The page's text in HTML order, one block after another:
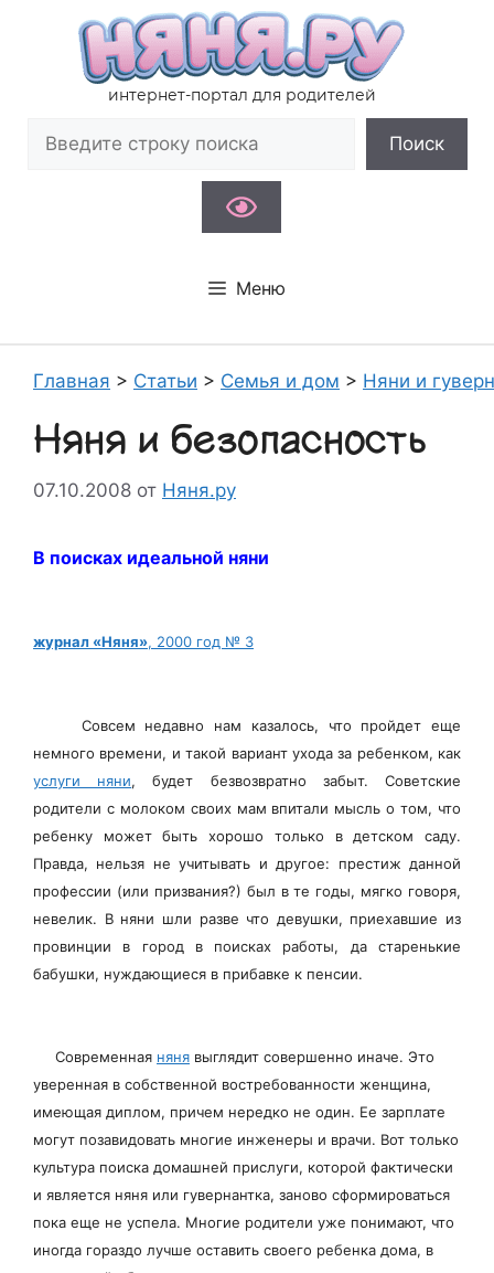
содержимому
интернет-портал для родителей
Поиск
Меню
Главная > Статьи > Семья и дом > Няни и
Няня и безопасность
07.10.2008 от Няня.ру
В поисках идеальной няни
журнал «Няня», 2000 год № 3
Совсем недавно нам казалось, что пройдет еще
немного времени, и такой вариант ухода за ребенком, как
услуги няни, будет безвозвратно забыт. Советские
родители с молоком своих мам впитали мысль о том, что
ребенку может быть хорошо только в детском саду.
Правда, нельзя не учитывать и другое: престиж данной
профессии (или призвания?) был в те годы, мягко говоря,
невелик. В няни шли разве что девушки, приехавшие из
провинции в город в поисках работы, да старенькие
бабушки, нуждающиеся в прибавке к пенсии.
Современная няня выглядит совершенно иначе. Это
уверенная в собственной востребованности женщина,
имеющая диплом, причем нередко не один. Ее зарплате
могут позавидовать многие инженеры и врачи. Вот только
культура поиска домашней прислуги, которой фактически
и является няня или гувернантка, заново сформироваться
пока еще не успела. Многие родители уже понимают, что
иногда гораздо лучше оставить своего ребенка дома, в